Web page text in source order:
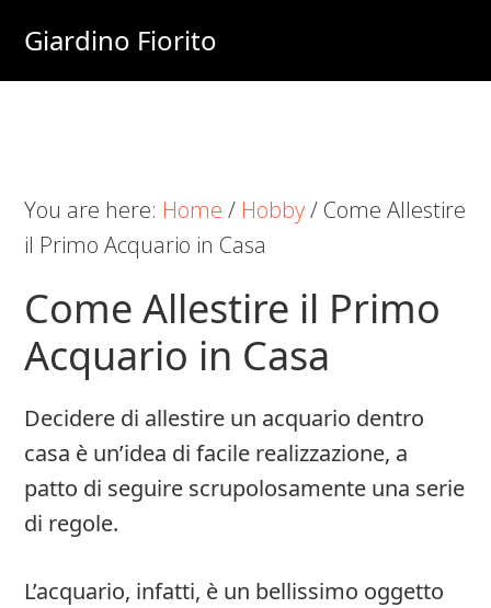
main
primary
footer
Giardino Fiorito
You are here: Home / Hobby/ Come Allestire
il Primo Acquario in Casa
Come Allestire il Primo
Acquario in Casa
Decidere di allestire un acquario dentro
casa è un’idea di facile realizzazione, a
patto di seguire scrupolosamente una serie
di regole.
L’acquario, infatti, è un bellissimo oggetto